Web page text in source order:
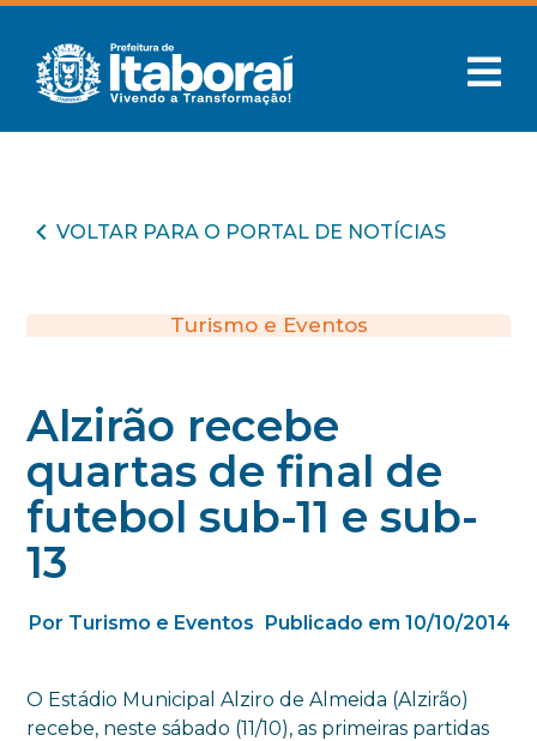
VOLTAR PARA O PORTAL DE NOTÍCIAS
Turismo e Eventos
Alzirão recebe
quartas de final de
futebol sub-11 e sub-
13
Por Turismo e Eventos Publicado em 10/10/2014
O Estádio Municipal Alziro de Almeida (Alzirão)
recebe, neste sábado (11/10), as primeiras partidas